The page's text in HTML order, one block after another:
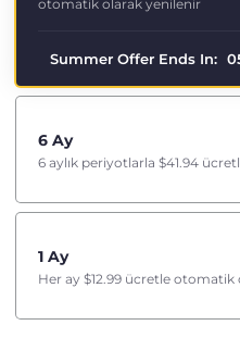
otomatik olarak yenilenir
Summer Offer Ends In:
6 Ay
6 aylık periyotlarla $41.94
1 Ay
Her ay $12.99 ücretle otomatik